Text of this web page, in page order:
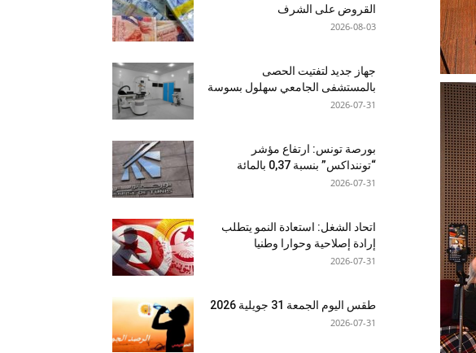
القروض على الشرف
2026-08-03
جهاز جديد لتفتيت الحصى
بالمستشفى الجامعي سهلول بسوسة
2026-07-31
بورصة تونس: ارتفاع مؤشر
“توننداكس” بنسبة 0,37 بالمائة
2026-07-31
اتحاد الشغل: استعادة النمو يتطلب
إرادة إصلاحية وحوارا وطنيا
2026-07-31
طقس اليوم الجمعة 31 جويلية 2026
2026-07-31